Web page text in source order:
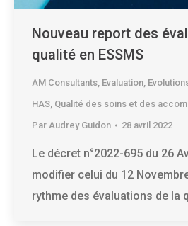
Nouveau report des
qualité en ESSMS
AM Consultants, Evaluation,
HAS, Qualité des soins et des
Par Audrey Guidon 28 avril 2022
Le décret n°2022-695 du 26
modifier celui du 12
rythme des évaluations de la